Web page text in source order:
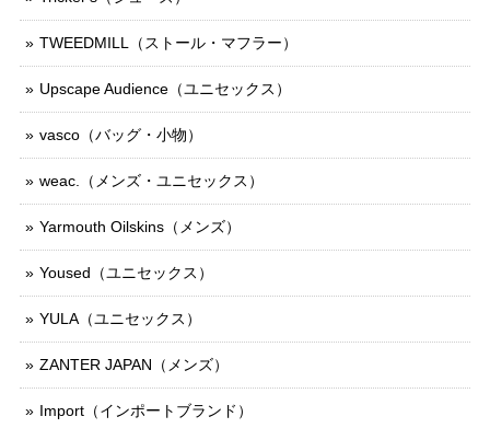
TWEEDMILL（ストール・マフラー）
Upscape Audience（ユニセックス）
vasco（バッグ・小物）
weac.（メンズ・ユニセックス）
Yarmouth Oilskins（メンズ）
Yoused（ユニセックス）
YULA（ユニセックス）
ZANTER JAPAN（メンズ）
Import（インポートブランド）